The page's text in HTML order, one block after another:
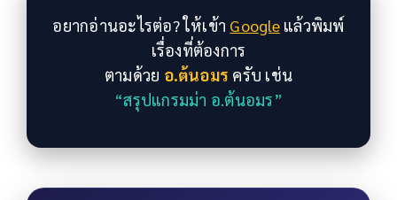
อยากอ่านอะไรต่อ? ให้เข้า Googleแล้วพิมพ์
เรื่องที่ต้องการ
ตามด้วย อ.ต้นอมร ครับ เช่น
“สรุปแกรมม่า อ.ต้นอมร”